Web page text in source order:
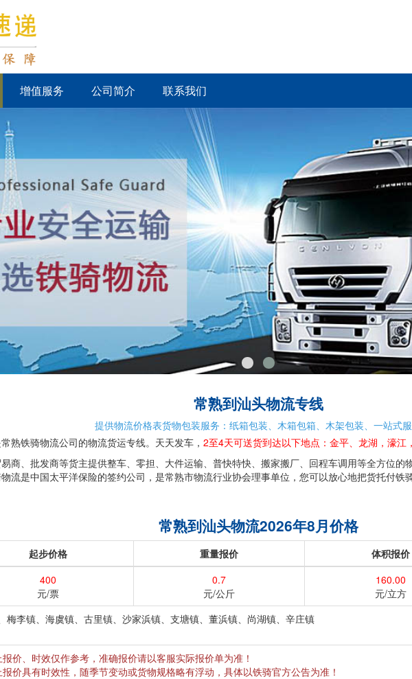
增值服务 公司简介 联系我们
常熟到汕头物流专线
提供物流价格表货物包装服务：纸箱包装、木箱包箱、木架包装、一站式
熟铁骑物流公司的物流货运专线。天天发车， 2至4天可送货到达以下地点：金平、龙湖，濠
商、批发商等货主提供整车、零担、大件运输、普快特快、搬家搬厂、回程车调用等全方位
流是中国太平洋保险的签约公司，是常熟市物流行业协会理事单位，您可以放心地把货托付
常熟到汕头物流2026年8月价格
起步价格 重量报价
体积报价
400
元/票
0.7
元/公斤
160.00
元/立方
梅李镇、海虞镇、古里镇、沙家浜镇、支塘镇、董浜镇、尚湖镇、辛庄镇
价、时效仅作参考，准确报价请以客服实际报价单为准！
价具有时效性，随季节变动或货物规格略有浮动，具体以铁骑官方公告为准！